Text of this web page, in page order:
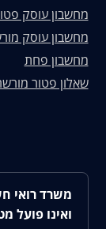
מחשבון עוסק
מחשבון עוסק
מחשבון פחת
שאלון פטור
ואינו פועל